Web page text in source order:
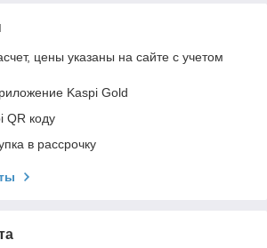
цены указаны на сайте с учетом
Kaspi Gold
QR коду
в рассрочку